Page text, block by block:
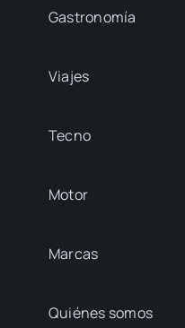
Gastronomía
Viajes
Tecno
Motor
Marcas
Quiénes somos